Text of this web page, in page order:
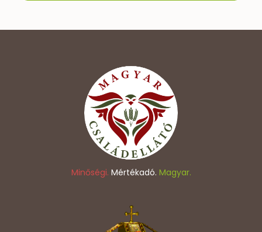
Minőségi. Mértékadó. Magyar.